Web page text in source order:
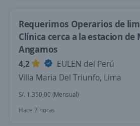
Requerimos Operarios de
Clínica cerca a la estacion de
Angamos
4,2
EULEN del Perú
Villa Maria Del Triunfo, Lima
S/. 1.350,00 (Mensual)
Hace 7 horas